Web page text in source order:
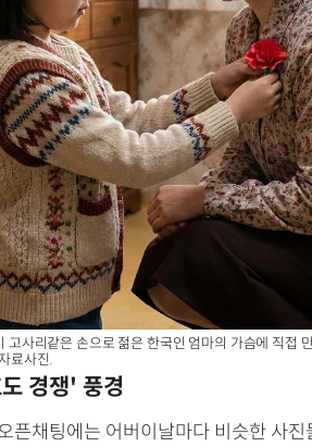
사리같은 손으로 젊은 한국인 엄마의 가슴에 직접
료사진.
경쟁' 풍경
픈채팅에는 어버이날마다 비슷한 사